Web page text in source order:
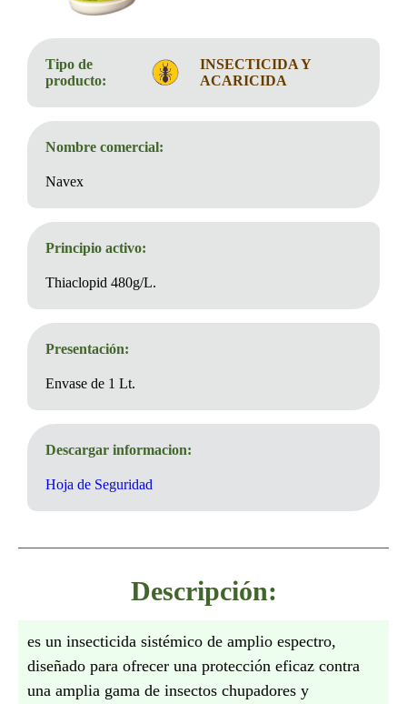
Tipo de
producto:
INSECTICIDA Y
ACARICIDA
Nombre comercial:
Navex
Principio activo:
Thiaclopid 480g/L.
Presentación:
Envase de 1 Lt.
Descargar informacion:
Hoja de Seguridad
Descripción:
es un insecticida sistémico de amplio espectro,
diseñado para ofrecer una protección eficaz contra
una amplia gama de insectos chupadores y